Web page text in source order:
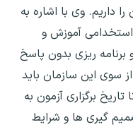
داریم. وی با اشاره به
استخدامی آموزش و
ریزی بدون پاسخ
سوی این سازمان باید
برگزاری آزمون به
گیری ها و شرایط